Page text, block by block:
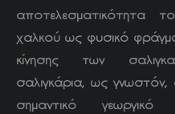
αποτελεσματικότητα
χαλκού ως φυσικό
κίνησης των
σαλιγκάρια, ως
σημαντικό γεωργικό